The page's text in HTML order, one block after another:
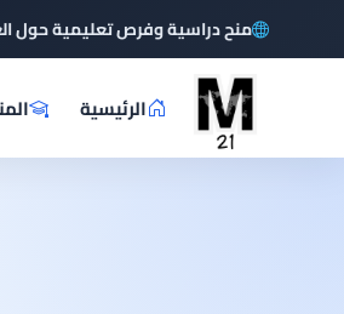
منح دراسية وفرص تعليمية حول
الرئيسية